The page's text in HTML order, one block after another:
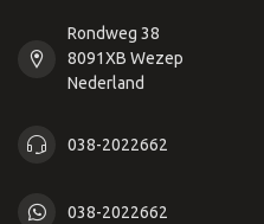
Rondweg 38
8091XB Wezep
Nederland
038-2022662
038-2022662